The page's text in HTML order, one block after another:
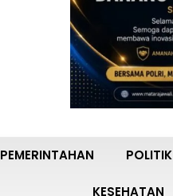
PEMERINTAHAN POLITIK
KESEHATAN